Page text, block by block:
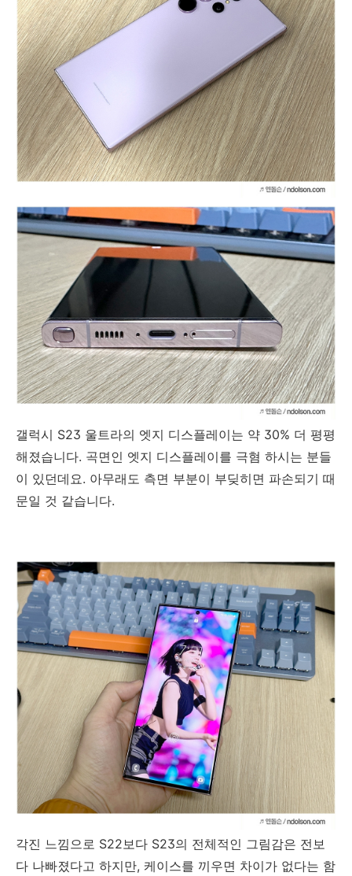
갤럭시 S23 울트라의 엣지 디스플레이는 약 30% 더 평평
해졌습니다. 곡면인 엣지 디스플레이를 극혐 하시는 분들
이 있던데요. 아무래도 측면 부분이 부딪히면 파손되기 때
문일 것 같습니다.
각진 느낌으로 S22보다 S23의 전체적인 그림감은 전보
다 나빠졌다고 하지만, 케이스를 끼우면 차이가 없다는 함